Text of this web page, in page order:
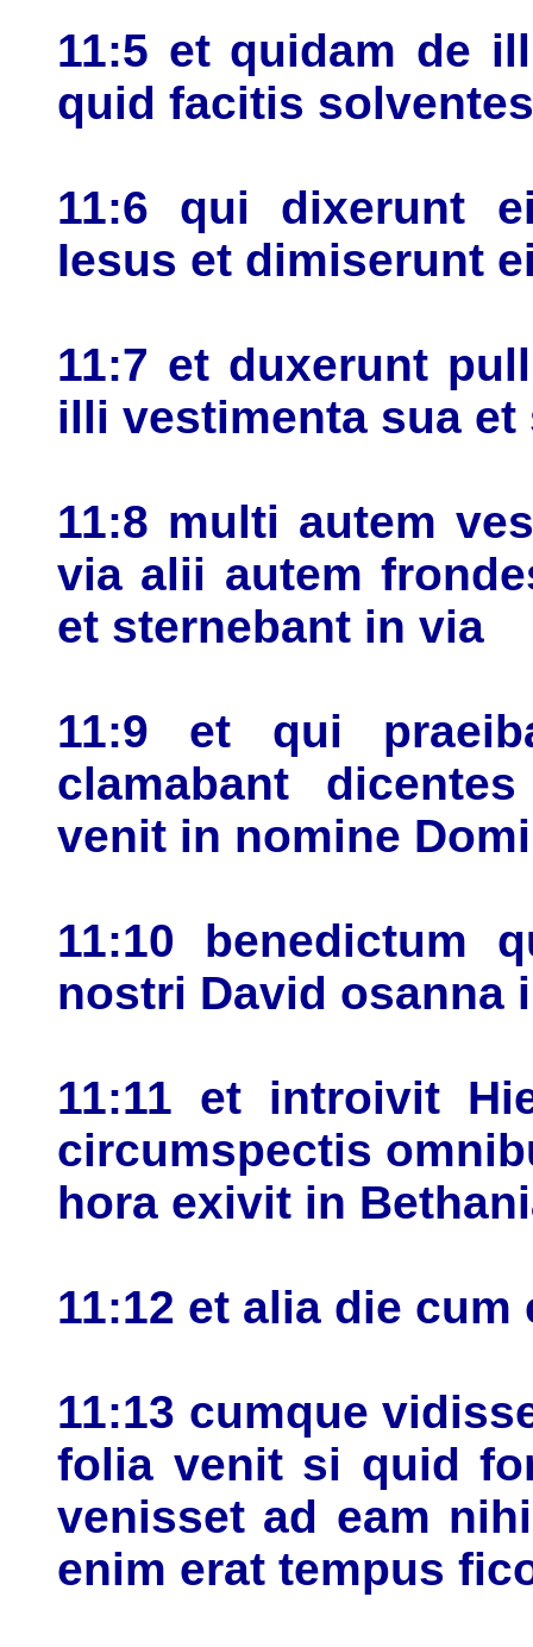
11:5 et quidam de
quid facitis
11:6 qui dixerunt
Iesus et dimiserunt
11:7 et duxerunt
illi vestimenta sua et
11:8 multi autem
via alii autem
et sternebant in via
11:9 et qui
clamabant
venit in nomine
11:10 benedictum
nostri David osanna
11:11 et introivit
circumspectis
hora exivit in
11:12 et alia die
11:13 cumque
folia venit si quid
venisset ad eam
enim erat tempus